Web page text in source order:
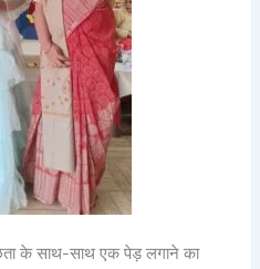
के साथ-साथ एक पेड़ लगाने का